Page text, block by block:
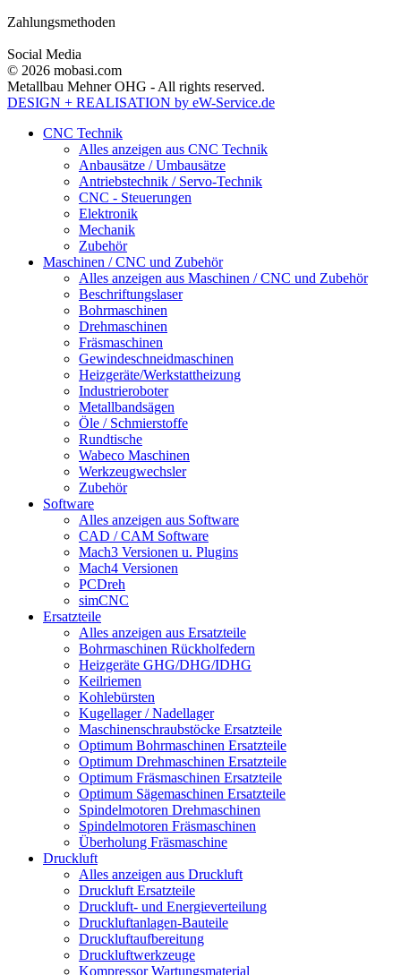
Zahlungsmethoden
Social Media
© 2026 mobasi.com
Metallbau Mehner OHG - All rights reserved.
DESIGN + REALISATION by eW-Service.de
CNC Technik
Alles anzeigen aus CNC Technik
Anbausätze / Umbausätze
Antriebstechnik / Servo-Technik
CNC - Steuerungen
Elektronik
Mechanik
Zubehör
Maschinen / CNC und Zubehör
Alles anzeigen aus Maschinen / CNC und Zubehör
Beschriftungslaser
Bohrmaschinen
Drehmaschinen
Fräsmaschinen
Gewindeschneidmaschinen
Heizgeräte/Werkstattheizung
Industrieroboter
Metallbandsägen
Öle / Schmierstoffe
Rundtische
Wabeco Maschinen
Werkzeugwechsler
Zubehör
Software
Alles anzeigen aus Software
CAD / CAM Software
Mach3 Versionen u. Plugins
Mach4 Versionen
PCDreh
simCNC
Ersatzteile
Alles anzeigen aus Ersatzteile
Bohrmaschinen Rückholfedern
Heizgeräte GHG/DHG/IDHG
Keilriemen
Kohlebürsten
Kugellager / Nadellager
Maschinenschraubstöcke Ersatzteile
Optimum Bohrmaschinen Ersatzteile
Optimum Drehmaschinen Ersatzteile
Optimum Fräsmaschinen Ersatzteile
Optimum Sägemaschinen Ersatzteile
Spindelmotoren Drehmaschinen
Spindelmotoren Fräsmaschinen
Überholung Fräsmaschine
Druckluft
Alles anzeigen aus Druckluft
Druckluft Ersatzteile
Druckluft- und Energieverteilung
Druckluftanlagen-Bauteile
Druckluftaufbereitung
Druckluftwerkzeuge
Kompressor Wartungsmaterial